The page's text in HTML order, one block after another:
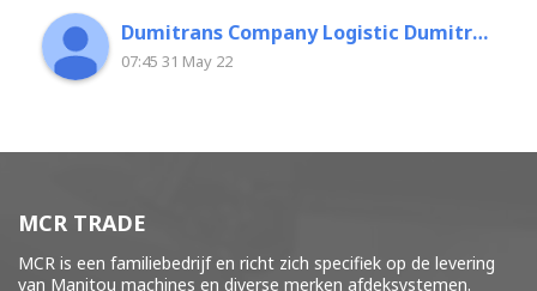
Dumitrans Company Logistic Dumitrascu Florin
07:45 31 May 22
MCR TRADE
MCR is een familiebedrijf en richt zich specifiek op de levering
van Manitou machines en diverse merken afdeksystemen.